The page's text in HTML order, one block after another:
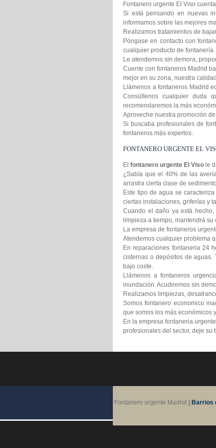
Fontanero urgente El Viso
Si está pensando en nuevas
informamos sobre las mejores
Realizamos tratamientos de
Póngase en contacto con
cualquier producto de fontanería.
Le atendemos sin demora,
Cuente con fontaneros Madrid
mejor en su zona, nuestra
Llámenos a fontaneros Madrid
Consúltenos cualquier duda
recomendaremos la más
Aproveche nuestra promoción
Si buscaba profesionales de
fontaneros más expertos.
FONTANERO URGENTE EL
El fontanero urgente El Viso le
¿Sabía que el 40% de las
arrastra cierta clase de
Este tipo de agua se
ciertas instalaciones, griferías y
Cuando el daño ya está
limpieza a tiempo, mantendrá
La empresa de fontaneros
Atendemos cualquier problema
En reparaciones fontaneria 24
cisternas o depósitos de aguas.
bajo coste.
Llámenos a fontaneros
inundación. Acudiremos sin
Realizamos limpiezas,
Somos fontanero economico
que somos los más económicos
En la empresa fontaneria
profesionales del sector, deje su
Fontanero urgente Madrid Barrios